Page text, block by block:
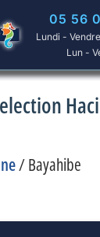
05 56
Lundi -
Lun -
/Bayahibe